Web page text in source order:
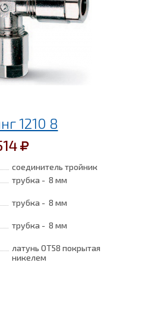
1210 8
соединитель тройник
трубка - 8 мм
трубка - 8 мм
трубка - 8 мм
латунь ОТ58 покрытая
никелем